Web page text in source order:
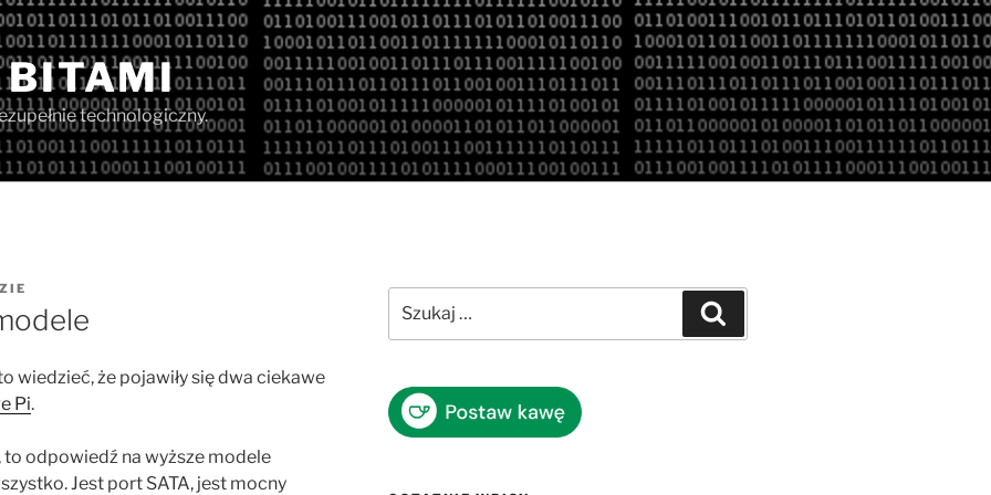
BITAMI
technologiczny.
wiedzieć, że pojawiły się dwa ciekawe
Pi.
to odpowiedź na wyższe modele
Jest port SATA, jest mocny